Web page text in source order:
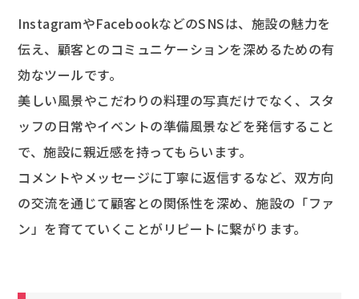
InstagramやFacebookなどのSNSは、施設の魅力を
伝え、顧客とのコミュニケーションを深めるための有
効なツールです。
美しい風景やこだわりの料理の写真だけでなく、スタ
ッフの日常やイベントの準備風景などを発信すること
で、施設に親近感を持ってもらいます。
コメントやメッセージに丁寧に返信するなど、双方向
の交流を通じて顧客との関係性を深め、施設の「ファ
ン」を育てていくことがリピートに繋がります。